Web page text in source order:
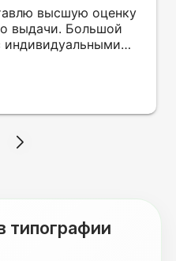
высшую оценку
выдачи. Большой
индивидуальными
нанести принт
был исполнен
даже не
на все мои вопросы.
типографии